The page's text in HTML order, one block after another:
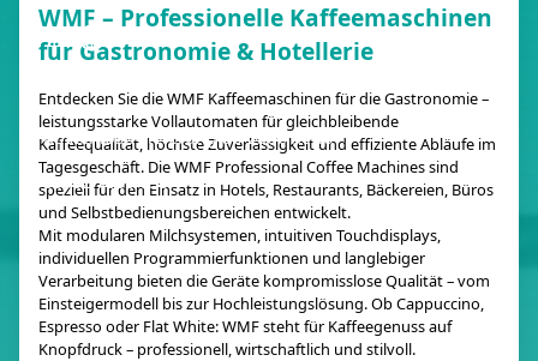
Kostenlose Lieferung ab 250€ netto
03362 7000 656
WMF – Professionelle Kaffeemaschinen
für Gastronomie & Hotellerie
Entdecken Sie die WMF Kaffeemaschinen für die Gastronomie –
leistungsstarke Vollautomaten für gleichbleibende
Kaffeequalität, höchste Zuverlässigkeit und effiziente Abläufe im
Tagesgeschäft. Die WMF Professional Coffee Machines sind
speziell für den Einsatz in Hotels, Restaurants, Bäckereien, Büros
und Selbstbedienungsbereichen entwickelt.
Mit modularen Milchsystemen, intuitiven Touchdisplays,
individuellen Programmierfunktionen und langlebiger
Verarbeitung bieten die Geräte kompromisslose Qualität – vom
Einsteigermodell bis zur Hochleistungslösung. Ob Cappuccino,
Espresso oder Flat White: WMF steht für Kaffeegenuss auf
Knopfdruck – professionell, wirtschaftlich und stilvoll.